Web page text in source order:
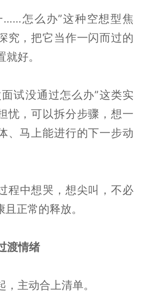
……怎么办”这种空想型焦
究，把它当作一闪而过的
好。
试没通过怎么办”这类实
忧，可以拆分步骤，想一
、马上能进行的下一步动
程中想哭，想尖叫，不必
正常的释放。
渡情绪
，主动合上清单。